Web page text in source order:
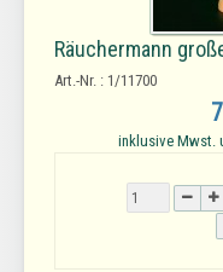
Räuchermann
Art.-Nr. : 1/11700
inklusive Mwst.